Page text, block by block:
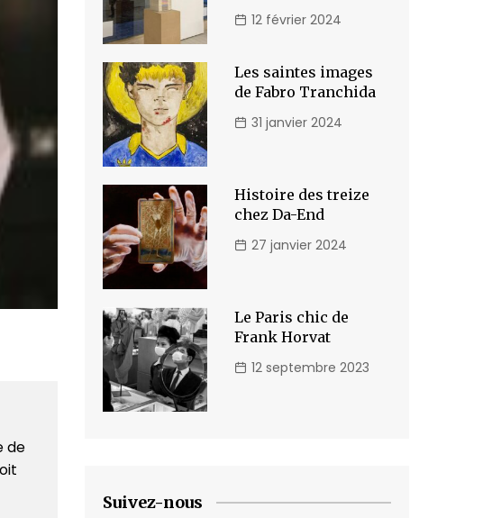
de
12 février 2024
Les saintes images
de Fabro Tranchida
31 janvier 2024
Histoire des treize
chez Da-End
27 janvier 2024
Le Paris chic de
Frank Horvat
12 septembre 2023
Suivez-nous